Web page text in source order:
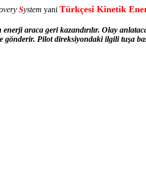
System yani Türkçesi Kinetik
araca geri kazandırılır. Olay
gönderir. Pilot direksiyondaki ilgili tuşa